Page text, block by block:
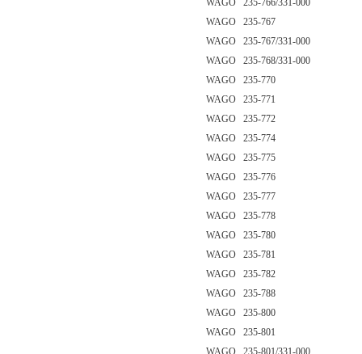
WAGO 235-766/331-000
WAGO 235-767
WAGO 235-767/331-000
WAGO 235-768/331-000
WAGO 235-770
WAGO 235-771
WAGO 235-772
WAGO 235-774
WAGO 235-775
WAGO 235-776
WAGO 235-777
WAGO 235-778
WAGO 235-780
WAGO 235-781
WAGO 235-782
WAGO 235-788
WAGO 235-800
WAGO 235-801
WAGO 235-801/331-000